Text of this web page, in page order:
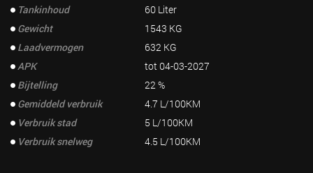
Tankinhoud
60 Liter
Gewicht
1543 KG
Laadvermogen
632 KG
APK
tot 04-03-2027
Bijtelling
22 %
Gemiddeld verbruik
4.7 L/100KM
Verbruik stad
5 L/100KM
Verbruik snelweg
4.5 L/100KM